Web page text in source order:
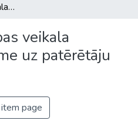
Mazumtirdzniecības veikala atmosfēras ietekme uz patērētāju uzvedību
veikala
uz patērētāju
page